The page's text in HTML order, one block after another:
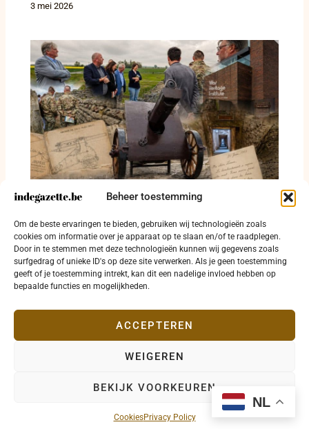
Beheer toestemming
Om de beste ervaringen te bieden, gebruiken wij technologieën zoals
cookies om informatie over je apparaat op te slaan en/of te raadplegen.
Door in te stemmen met deze technologieën kunnen wij gegevens zoals
surfgedrag of unieke ID's op deze site verwerken. Als je geen toestemming
geeft of je toestemming intrekt, kan dit een nadelige invloed hebben op
bepaalde functies en mogelijkheden.
ACCEPTEREN
WEIGEREN
BEKIJK VOORKEUREN
CookiesPrivacy Policy
3 mei 2026
Houwitser uit 1908 krijgt plaats bij de
Dodengang
25 april 2026
Copyright © 2026 indegazette.be |Privacy
NL